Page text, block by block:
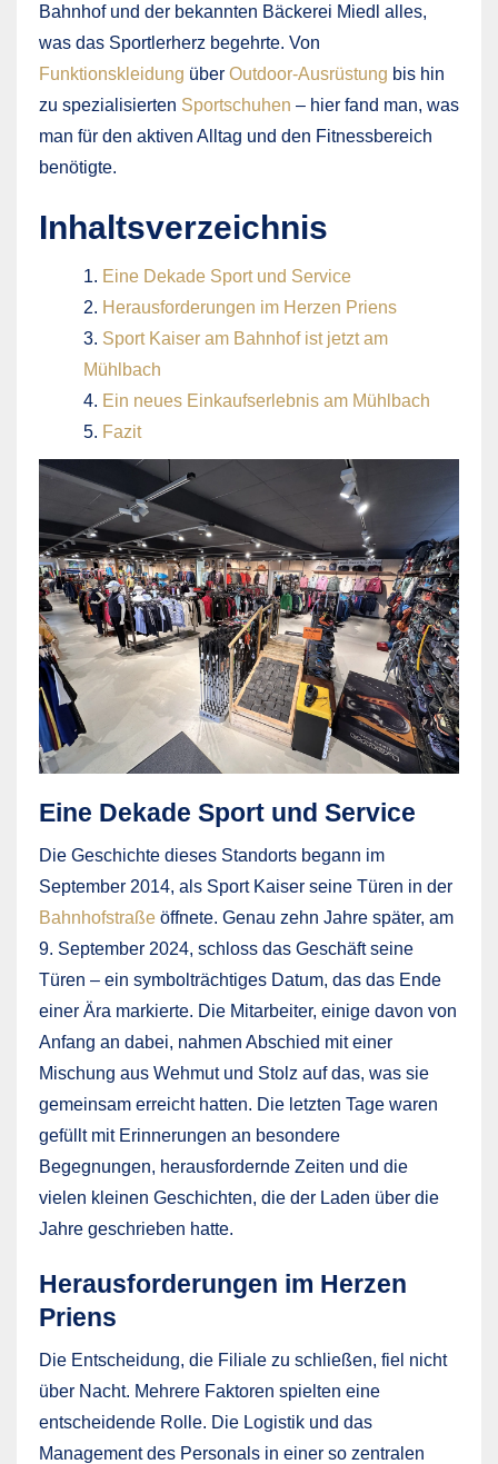
Bahnhof und der bekannten Bäckerei Miedl alles,
was das Sportlerherz begehrte. Von
Funktionskleidung über Outdoor-Ausrüstung bis hin
zu spezialisierten Sportschuhen – hier fand man, was
man für den aktiven Alltag und den Fitnessbereich
benötigte.
Inhaltsverzeichnis
Eine Dekade Sport und Service
Herausforderungen im Herzen Priens
Sport Kaiser am Bahnhof ist jetzt am
Mühlbach
Ein neues Einkaufserlebnis am Mühlbach
Fazit
Eine Dekade Sport und Service
Die Geschichte dieses Standorts begann im
September 2014, als Sport Kaiser seine Türen in der
Bahnhofstraße öffnete. Genau zehn Jahre später, am
9. September 2024, schloss das Geschäft seine
Türen – ein symbolträchtiges Datum, das das Ende
einer Ära markierte. Die Mitarbeiter, einige davon von
Anfang an dabei, nahmen Abschied mit einer
Mischung aus Wehmut und Stolz auf das, was sie
gemeinsam erreicht hatten. Die letzten Tage waren
gefüllt mit Erinnerungen an besondere
Begegnungen, herausfordernde Zeiten und die
vielen kleinen Geschichten, die der Laden über die
Jahre geschrieben hatte.
Herausforderungen im Herzen
Priens
Die Entscheidung, die Filiale zu schließen, fiel nicht
über Nacht. Mehrere Faktoren spielten eine
entscheidende Rolle. Die Logistik und das
Management des Personals in einer so zentralen